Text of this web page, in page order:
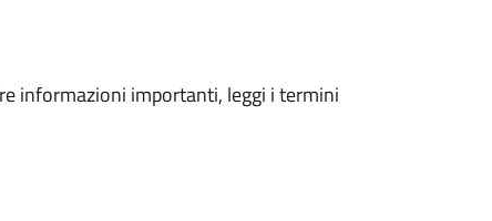
informazioni importanti, leggi i termini